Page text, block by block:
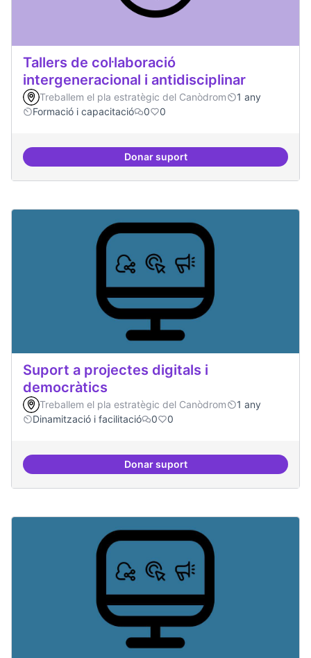
Tallers de col·laboració
intergeneracional i antidisciplinar
Treballem el pla estratègic del Canòdrom
1 any
Formació i capacitació
0 0
Donar suportTallers de col·laboració
Suport a projectes digitals i
democràtics
Treballem el pla estratègic del Canòdrom
1 any
Dinamització i facilitació
0 0
Donar suportSuport a projectes digitals i